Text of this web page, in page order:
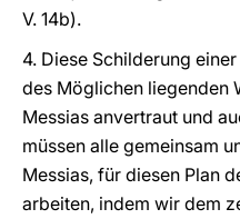
V. 14b).
4. Diese Schilderung
des Möglichen liegenden
Messias anvertraut und
müssen alle gemeinsam
Messias, für diesen Plan
arbeiten, indem wir dem